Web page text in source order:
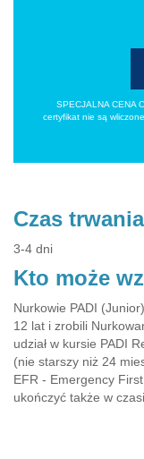
SPECJALNA CENA
certyfikat nie są
Czas trwania
3-4 dni
Kto może
Nurkowie PADI
12 lat i zrobili
udział w kursie PADI
(nie starszy niż 24
EFR - Emergency
ukończyć także w